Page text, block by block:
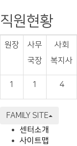
직원현황
원장
사무
국장
사회
복지사
1 1 4
FAMILY SITE
센터소개
사이트맵